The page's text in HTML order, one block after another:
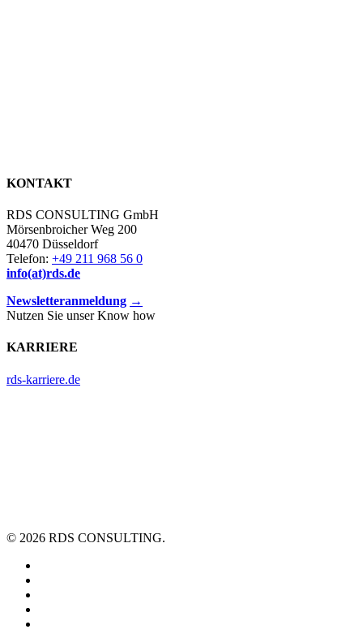
KONTAKT
RDS CONSULTING GmbH
Mörsenbroicher Weg 200
40470 Düsseldorf
Telefon: +49 211 968 56 0
info(at)rds.de
Newsletteranmeldung →
Nutzen Sie unser Know how
KARRIERE
rds-karriere.de
© 2026 RDS CONSULTING.